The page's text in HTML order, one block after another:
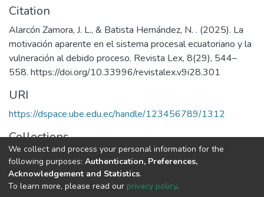
Citation
Alarcón Zamora, J. L., & Batista Hernández, N. . (2025). La
motivación aparente en el sistema procesal ecuatoriano y la
vulneración al debido proceso. Revista Lex, 8(29), 544–
558. https://doi.org/10.33996/revistalex.v9i28.301
URI
https://dspace.ube.edu.ec/handle/123456789/1312
Collections
Artículos Científicos
Full item page
We collect and process your personal information for the
following purposes: Authentication, Preferences,
Acknowledgement and Statistics.
To learn more, please read our privacy policy.